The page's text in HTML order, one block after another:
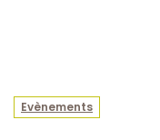
Evènements